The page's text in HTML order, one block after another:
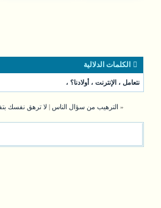
الكلمات الدلالية
نتعامل ، الإنترنت ،أولادنا؟ ،
« الترهيب من سؤال الناس | لا ترهق نفسك